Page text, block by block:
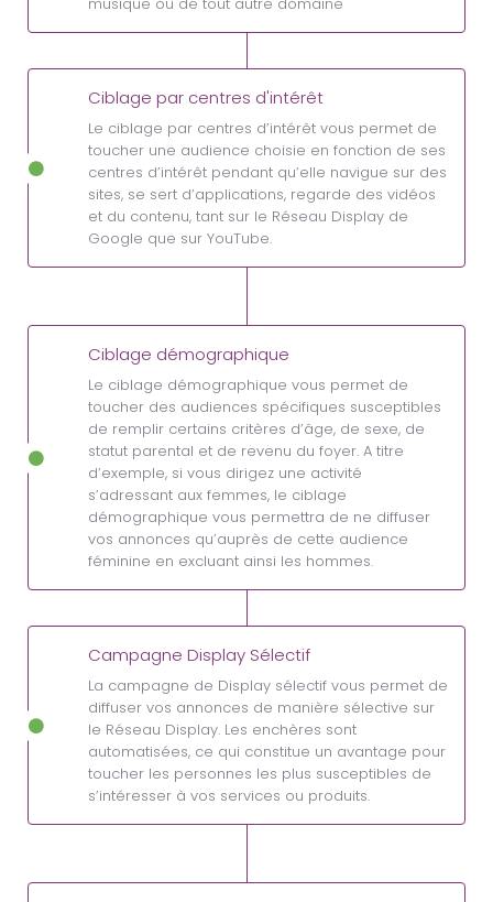
musique ou de tout autre domaine
Ciblage par centres d'intérêt
Le ciblage par centres d’intérêt vous permet de
toucher une audience choisie en fonction de ses
centres d’intérêt pendant qu’elle navigue sur des
sites, se sert d’applications, regarde des vidéos
et du contenu, tant sur le Réseau Display de
Google que sur YouTube.
Ciblage démographique
Le ciblage démographique vous permet de
toucher des audiences spécifiques susceptibles
de remplir certains critères d’âge, de sexe, de
statut parental et de revenu du foyer. A titre
d’exemple, si vous dirigez une activité
s’adressant aux femmes, le ciblage
démographique vous permettra de ne diffuser
vos annonces qu’auprès de cette audience
féminine en excluant ainsi les hommes.
Campagne Display Sélectif
La campagne de Display sélectif vous permet de
diffuser vos annonces de manière sélective sur
le Réseau Display. Les enchères sont
automatisées, ce qui constitue un avantage pour
toucher les personnes les plus susceptibles de
s’intéresser à vos services ou produits.